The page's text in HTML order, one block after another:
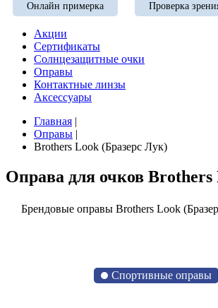
Онлайн примерка
Проверка
Акции
Сертификаты
Солнцезащитные очки
Оправы
Контактные линзы
Аксессуары
Главная |
Оправы |
Brothers Look (Бразерс Лук)
Оправа для очков Brothers
Брендовые оправы Brothers Look
Спортивные оправы